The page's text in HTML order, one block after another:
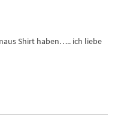
Shirt haben….. ich liebe